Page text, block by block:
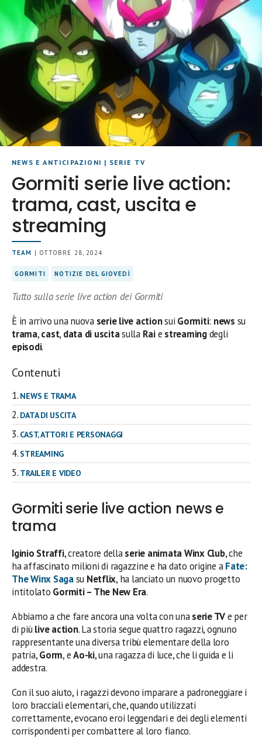
NEWS E ANTICIPAZIONI | SERIE TV
Gormiti serie live action:
trama, cast, uscita e
streaming
TEAM | OTTOBRE 28, 2024
GORMITI NOTIZIE DEL GIOVEDÌ
Tutto sulla serie live action dei Gormiti
È in arrivo una nuova serie live actionsui Gormiti: news su
trama,cast, data di uscitasulla Raie streamingdegli
episodi.
Contenuti
NEWS E TRAMA
DATA DI USCITA
CAST, ATTORI E PERSONAGGI
STREAMING
TRAILER E VIDEO
Gormiti serie live action news e
trama
Iginio Straffi, creatore dellaserie animata Winx Club, che
ha affascinato milioni di ragazzine e ha dato origine aFate:
The Winx Sagasu Netflix, ha lanciato un nuovo progetto
intitolato Gormiti – The New Era.
Abbiamo a che fare ancora una volta con unaserie TVe per
di piùlive action. La storia segue quattro ragazzi, ognuno
rappresentante una diversa tribù elementare della loro
patria,Gorm, eAo-ki, una ragazza di luce, che li guida e li
addestra.
Con il suo aiuto, i ragazzi devono imparare a padroneggiare i
loro bracciali elementari, che, quando utilizzati
correttamente, evocano eroi leggendari e dei degli elementi
corrispondenti per combattere al loro fianco.